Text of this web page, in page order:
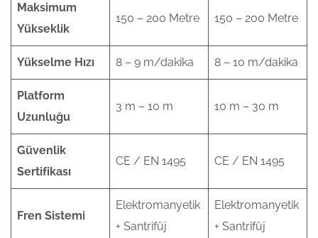
Maksimum
Yükseklik
150 – 200 Metre 150 – 200 Metre
Yükselme Hızı 8 – 9 m/dakika 8 – 10 m/dakika
Platform
Uzunluğu
3 m – 10 m 10 m – 30 m
Güvenlik
Sertifikası
CE / EN 1495 CE / EN 1495
Fren Sistemi
Elektromanyetik
+ Santrifüj
Elektromanyetik
+ Santrifüj